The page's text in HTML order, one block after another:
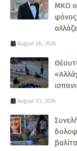
ΜΚΟ ο
φόνος
August 06, 2026
August 03, 2026